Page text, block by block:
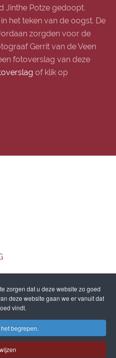
Jinthe Potze gedoopt.
het teken van de oogst. De
zorgden voor de
Gerrit van de Veen
fotoverslag van deze
of klik op
zorgen dat u deze website zo goed
deze website gaan we er vanuit dat
vindt.
begrepen.